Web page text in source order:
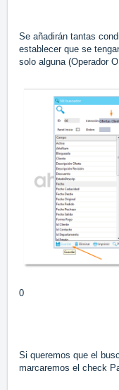
Se añadirán tantas
establecer que se
solo alguna (Operador
0
Si queremos que el
marcaremos el check